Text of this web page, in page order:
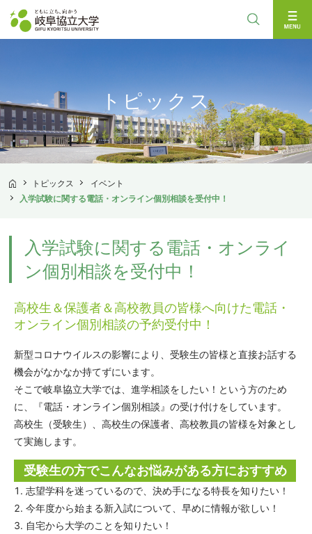
トピックス
TOP
トピックス
イベント
入学試験に関する電話・オンライン個別相談を受付中！
入学試験に関する電話・オンライ
ン個別相談を受付中！
高校生＆保護者＆高校教員の皆様へ向けた電話・
オンライン個別相談の予約受付中！
新型コロナウイルスの影響により、受験生の皆様と直接お話する
機会がなかなか持てずにいます。
そこで岐阜協立大学では、進学相談をしたい！という方のため
に、『電話・オンライン個別相談』の受け付けをしています。
高校生（受験生）、高校生の保護者、高校教員の皆様を対象とし
て実施します。
受験生の方でこんなお悩みがある方におすすめ
志望学科を迷っているので、決め手になる特長を知りたい！
今年度から始まる新入試について、早めに情報が欲しい！
自宅から大学のことを知りたい！